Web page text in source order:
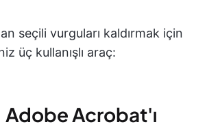
seçili vurguları kaldırmak için
üç kullanışlı araç:
Adobe Acrobat'ı